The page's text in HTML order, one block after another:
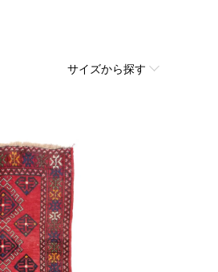
サイズから探す